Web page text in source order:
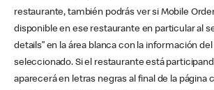
restaurante, también podrás ver si Mobile
disponible en ese restaurante en particular al
details” en la área blanca con la información
seleccionado. Si el restaurante está
aparecerá en letras negras al final de la página